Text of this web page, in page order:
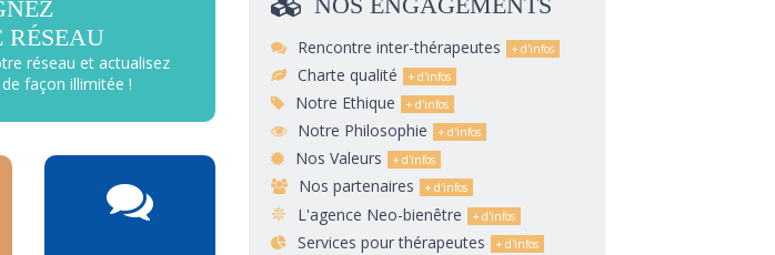
RÉSEAU
réseau et actualisez
façon illimitée !
Rencontre inter-thérapeutes
Charte qualité
Notre Ethique
Notre Philosophie
Nos Valeurs
Nos partenaires
L'agence Neo-bienêtre
Services pour thérapeutes